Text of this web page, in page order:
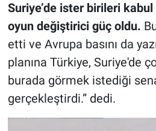
Suriye’de ister birileri
oyun değiştirici güç oldu.
etti ve Avrupa basını da
planına Türkiye, Suriye'de
burada görmek istediği
gerçekleştirdi.” dedi.